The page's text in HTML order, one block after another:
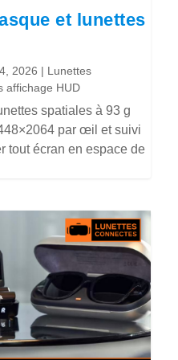
et lunettes
2026 | Lunettes
affichage HUD
spatiales à 93 g
par œil et suivi
tout écran en espace de